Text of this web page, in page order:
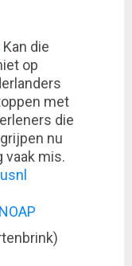
Kan die
op
met
die
nu
vaak mis.